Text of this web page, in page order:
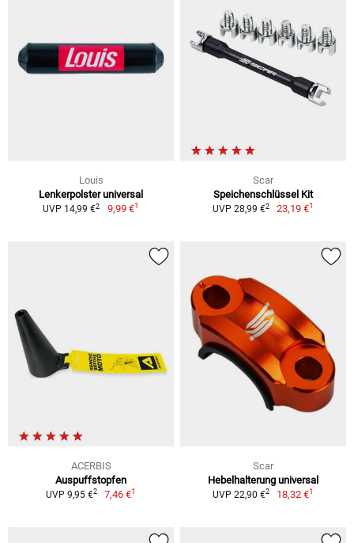
Louis
Lenkerpolster universal
UVP 14,99 €2 9,99 €1
Scar
Speichenschlüssel Kit
UVP 28,99 €2 23,19 €1
ACERBIS
Auspuffstopfen
UVP 9,95 €2 7,46 €1
Scar
Hebelhalterung universal
UVP 22,90 €2 18,32 €1